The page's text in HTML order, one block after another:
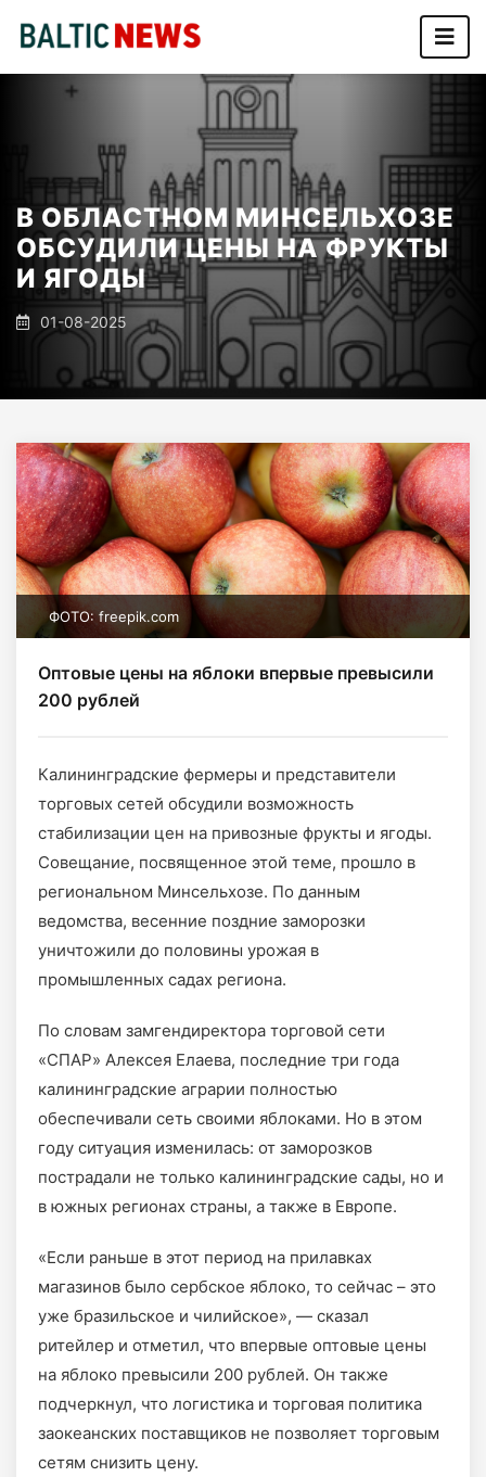
В ОБЛАСТНОМ МИНСЕЛЬХОЗЕ
ОБСУДИЛИ ЦЕНЫ НА ФРУКТЫ
И ЯГОДЫ
01-08-2025
ФОТО: freepik.com
Оптовые цены на яблоки впервые превысили
200 рублей
Калининградские фермеры и представители
торговых сетей обсудили возможность
стабилизации цен на привозные фрукты и ягоды.
Совещание, посвященное этой теме, прошло в
региональном Минсельхозе. По данным
ведомства, весенние поздние заморозки
уничтожили до половины урожая в
промышленных садах региона.
По словам замгендиректора торговой сети
«СПАР» Алексея Елаева, последние три года
калининградские аграрии полностью
обеспечивали сеть своими яблоками. Но в этом
году ситуация изменилась: от заморозков
пострадали не только калининградские сады, но и
в южных регионах страны, а также в Европе.
«Если раньше в этот период на прилавках
магазинов было сербское яблоко, то сейчас – это
уже бразильское и чилийское», — сказал
ритейлер и отметил, что впервые оптовые цены
на яблоко превысили 200 рублей. Он также
подчеркнул, что логистика и торговая политика
заокеанских поставщиков не позволяет торговым
сетям снизить цену.